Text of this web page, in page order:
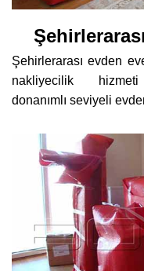
Şehirlerarası evden
nakliyecilik
donanımlı seviyeli